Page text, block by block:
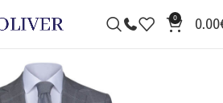
0 0.00